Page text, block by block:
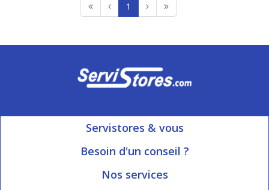
1
Servistores & vous
Mon compte
Besoin d'un conseil ?
Ouvert du Lundi au Vendredi
Nos services